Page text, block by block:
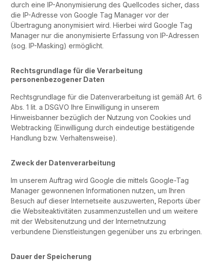
durch eine IP-Anonymisierung des Quellcodes sicher, dass
die IP-Adresse von Google Tag Manager vor der
Übertragung anonymisiert wird. Hierbei wird Google Tag
Manager nur die anonymisierte Erfassung von IP-Adressen
(sog. IP-Masking) ermöglicht.
Rechtsgrundlage für die Verarbeitung
personenbezogener Daten
Rechtsgrundlage für die Datenverarbeitung ist gemäß Art. 6
Abs. 1 lit. a DSGVO Ihre Einwilligung in unserem
Hinweisbanner bezüglich der Nutzung von Cookies und
Webtracking (Einwilligung durch eindeutige bestätigende
Handlung bzw. Verhaltensweise).
Zweck der Datenverarbeitung
Im unserem Auftrag wird Google die mittels Google-Tag
Manager gewonnenen Informationen nutzen, um Ihren
Besuch auf dieser Internetseite auszuwerten, Reports über
die Websiteaktivitäten zusammenzustellen und um weitere
mit der Websitenutzung und der Internetnutzung
verbundene Dienstleistungen gegenüber uns zu erbringen.
Dauer der Speicherung